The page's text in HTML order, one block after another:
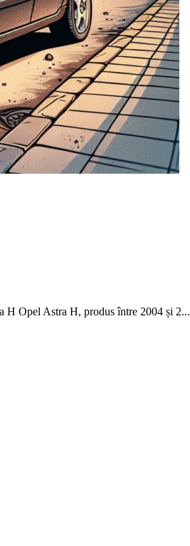
H Opel Astra H, produs între 2004 și 2...